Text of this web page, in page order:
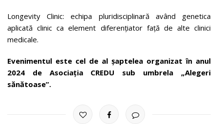
Longevity Clinic: echipa pluridisciplinară având genetica
aplicată clinic ca element diferențiator față de alte clinici
medicale.
Evenimentul este cel de al șaptelea organizat în anul
2024 de Asociația CREDU sub umbrela „Alegeri
sănătoase”.